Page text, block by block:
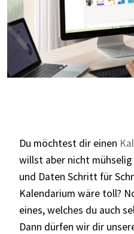
Du möchtest dir einen
willst aber nicht
und Daten Schritt für
Kalendarium wäre toll?
eines, welches du auch
Dann dürfen wir dir